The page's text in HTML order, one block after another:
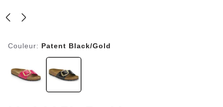
Couleur: Patent Black/Gold